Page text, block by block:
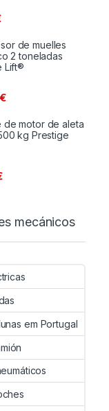
de muelles
2 toneladas
Lift®
€
de motor de aleta
kg Prestige
mecánicos
em Portugal